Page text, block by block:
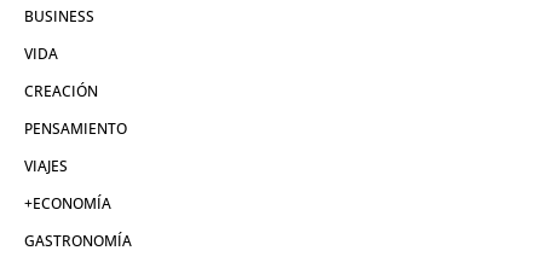
BUSINESS
VIDA
CREACIÓN
PENSAMIENTO
VIAJES
+ECONOMÍA
GASTRONOMÍA